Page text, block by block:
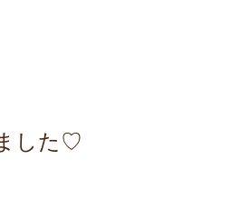
した♡